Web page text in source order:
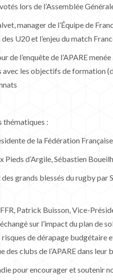
lors de l’Assemblée
manager de l’Équipe de
U20 et l’enjeu du match
de l’enquête de l’APARE
avec les objectifs de formation
thématiques :
de la Fédération
Pieds d’Argile, Sébastien
grands blessés du rugby par
Patrick Buisson, Vice-
sur l’impact du plan de
de dérapage budgétaire
clubs de l’APARE dans leur
pour encourager et